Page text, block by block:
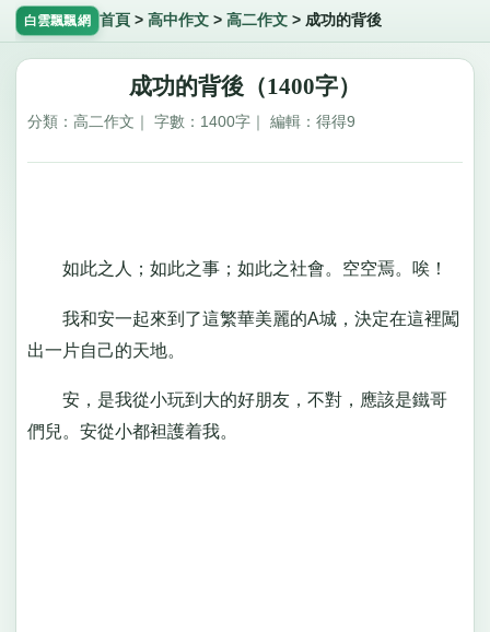
白雲飄飄網 首頁 > 高中作文> 高二作文> 成功的背後
成功的背後（1400字）
分類：高二作文｜ 字數：1400字｜ 編輯：得得9
如此之人；如此之事；如此之社會。空空焉。唉！
我和安一起來到了這繁華美麗的A城，決定在這裡闖
出一片自己的天地。
安，是我從小玩到大的好朋友，不對，應該是鐵哥
們兒。安從小都袒護着我。